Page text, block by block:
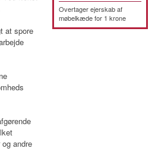
at spore
andre
Overtager ejerskab af
møbelkæde for 1 krone